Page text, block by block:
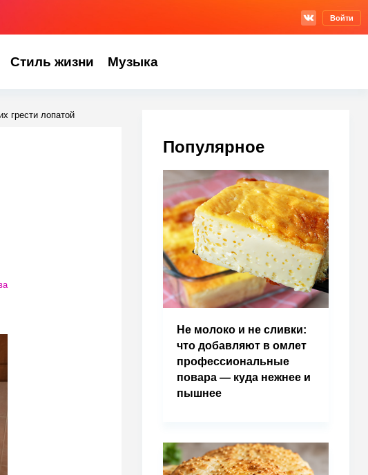
Войти
Стиль жизни Музыка
грести лопатой
Популярное
Не молоко и не сливки:
что добавляют в омлет
профессиональные
повара — куда нежнее и
пышнее